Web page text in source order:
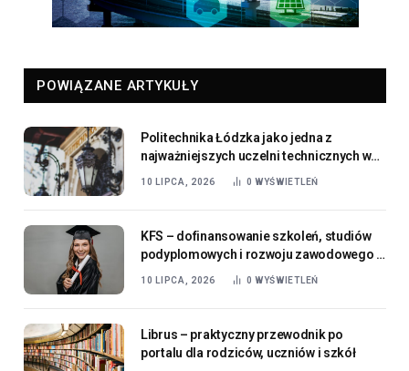
POWIĄZANE ARTYKUŁY
Politechnika Łódzka jako jedna z
najważniejszych uczelni technicznych w
10 LIPCA, 2026 0 WYŚWIETLEŃ
KFS – dofinansowanie szkoleń, studiów
podyplomowych i rozwoju zawodowego w
10 LIPCA, 2026 0 WYŚWIETLEŃ
Librus – praktyczny przewodnik po
portalu dla rodziców, uczniów i szkół